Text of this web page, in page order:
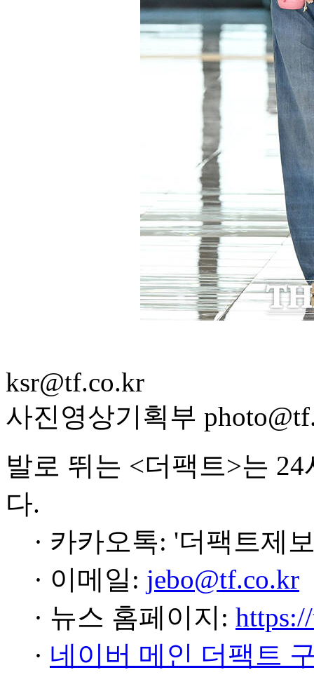
ksr@tf.co.kr
사진영상기획부
발로 뛰는 <더팩트>는
다.
· 카카오톡: '더팩트제
· 이메일: jebo@tf.co.kr
· 뉴스 홈페이지:
· 네이버 메인 더팩트